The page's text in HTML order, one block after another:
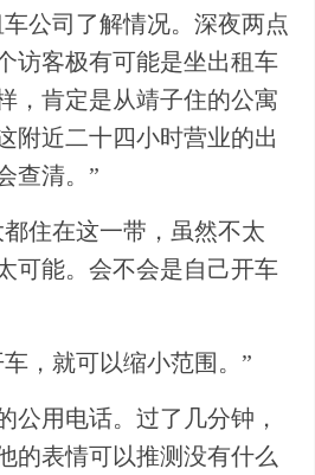
公司了解情况。深夜两点
访客极有可能是坐出租车
，肯定是从靖子住的公寓
附近二十四小时营业的出
查清。”
住在这一带，虽然不太
可能。会不会是自己开车
，就可以缩小范围。”
公用电话。过了几分钟，
的表情可以推测没有什么